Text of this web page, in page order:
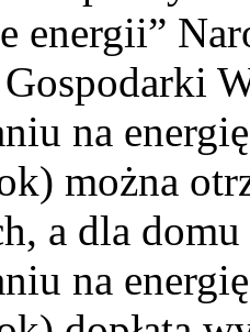
energii”
na
można
a dla
na